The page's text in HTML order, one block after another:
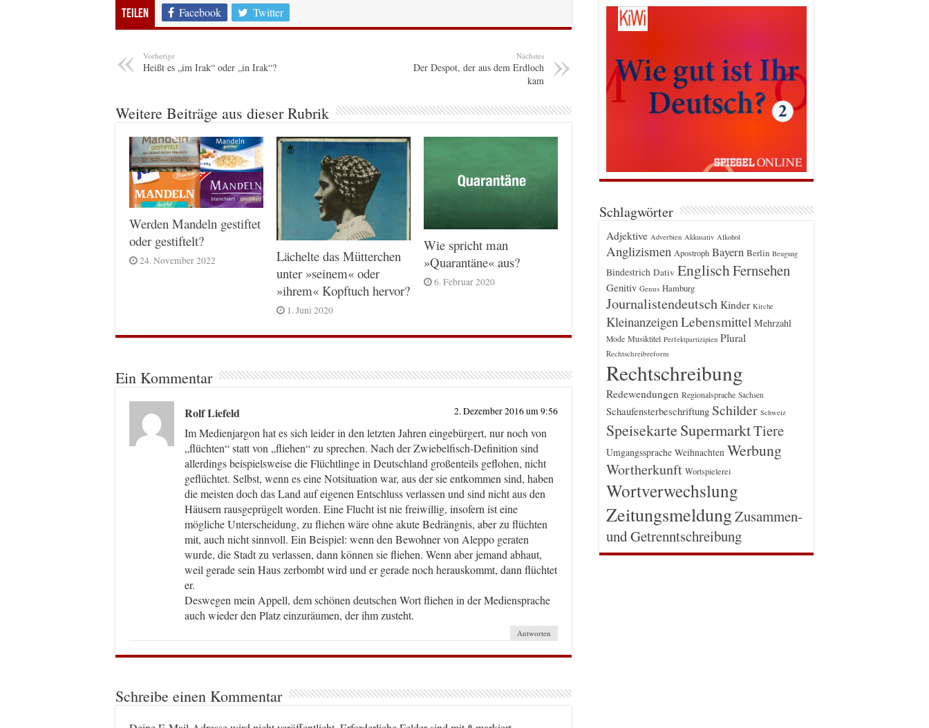
Teilen Facebook Twitter
Vorherige
Heißt es „im Irak“ oder „in Irak“?
Nächstes
Der Despot, der aus dem Erdloch
kam
Weitere Beiträge aus dieser Rubrik
Werden Mandeln gestiftet
oder gestiftelt?
24. November 2022
Lächelte das Mütterchen
unter »seinem« oder
»ihrem« Kopftuch hervor?
1. Juni 2020
Wie spricht man
»Quarantäne« aus?
6. Februar 2020
Ein Kommentar
Rolf Liefeld 2. Dezember 2016 um 9:56
Im Medienjargon hat es sich leider in den letzten Jahren eingebürgert, nur noch von
„flüchten“ statt von „fliehen“ zu sprechen. Nach der Zwiebelfisch-Definition sind
allerdings beispielsweise die Flüchtlinge in Deutschland großenteils geflohen, nicht
geflüchtet. Selbst, wenn es eine Notsituation war, aus der sie entkommen sind, haben
die meisten doch das Land auf eigenen Entschluss verlassen und sind nicht aus den
Häusern rausgeprügelt worden. Eine Flucht ist nie freiwillig, insofern ist eine
mögliche Unterscheidung, zu fliehen wäre ohne akute Bedrängnis, aber zu flüchten
mit, auch nicht sinnvoll. Ein Beispiel: wenn den Bewohner von Aleppo geraten
wurde, die Stadt zu verlassen, dann können sie fliehen. Wenn aber jemand abhaut,
weil gerade sein Haus zerbombt wird und er gerade noch herauskommt, dann flüchtet
er.
Deswegen mein Appell, dem schönen deutschen Wort fliehen in der Mediensprache
auch wieder den Platz einzuräumen, der ihm zusteht.
Antworten
Schreibe einen Kommentar
Schlagwörter
Adjektive Adverbien Akkusativ Alkohol
Anglizismen Apostroph Bayern Berlin Beugung
Bindestrich Dativ EnglischFernsehen
Genitiv Genus Hamburg
Journalistendeutsch Kinder Kirche
Kleinanzeigen Lebensmittel Mehrzahl
Mode Musiktitel Perfektpartizipien Plural
Rechtschreibreform
Rechtschreibung
Redewendungen Regionalsprache Sachsen
Schaufensterbeschriftung Schilder Schweiz
Speisekarte SupermarktTiere
Umgangssprache Weihnachten Werbung
Wortherkunft Wortspielerei
Wortverwechslung
ZeitungsmeldungZusammen-
und Getrenntschreibung